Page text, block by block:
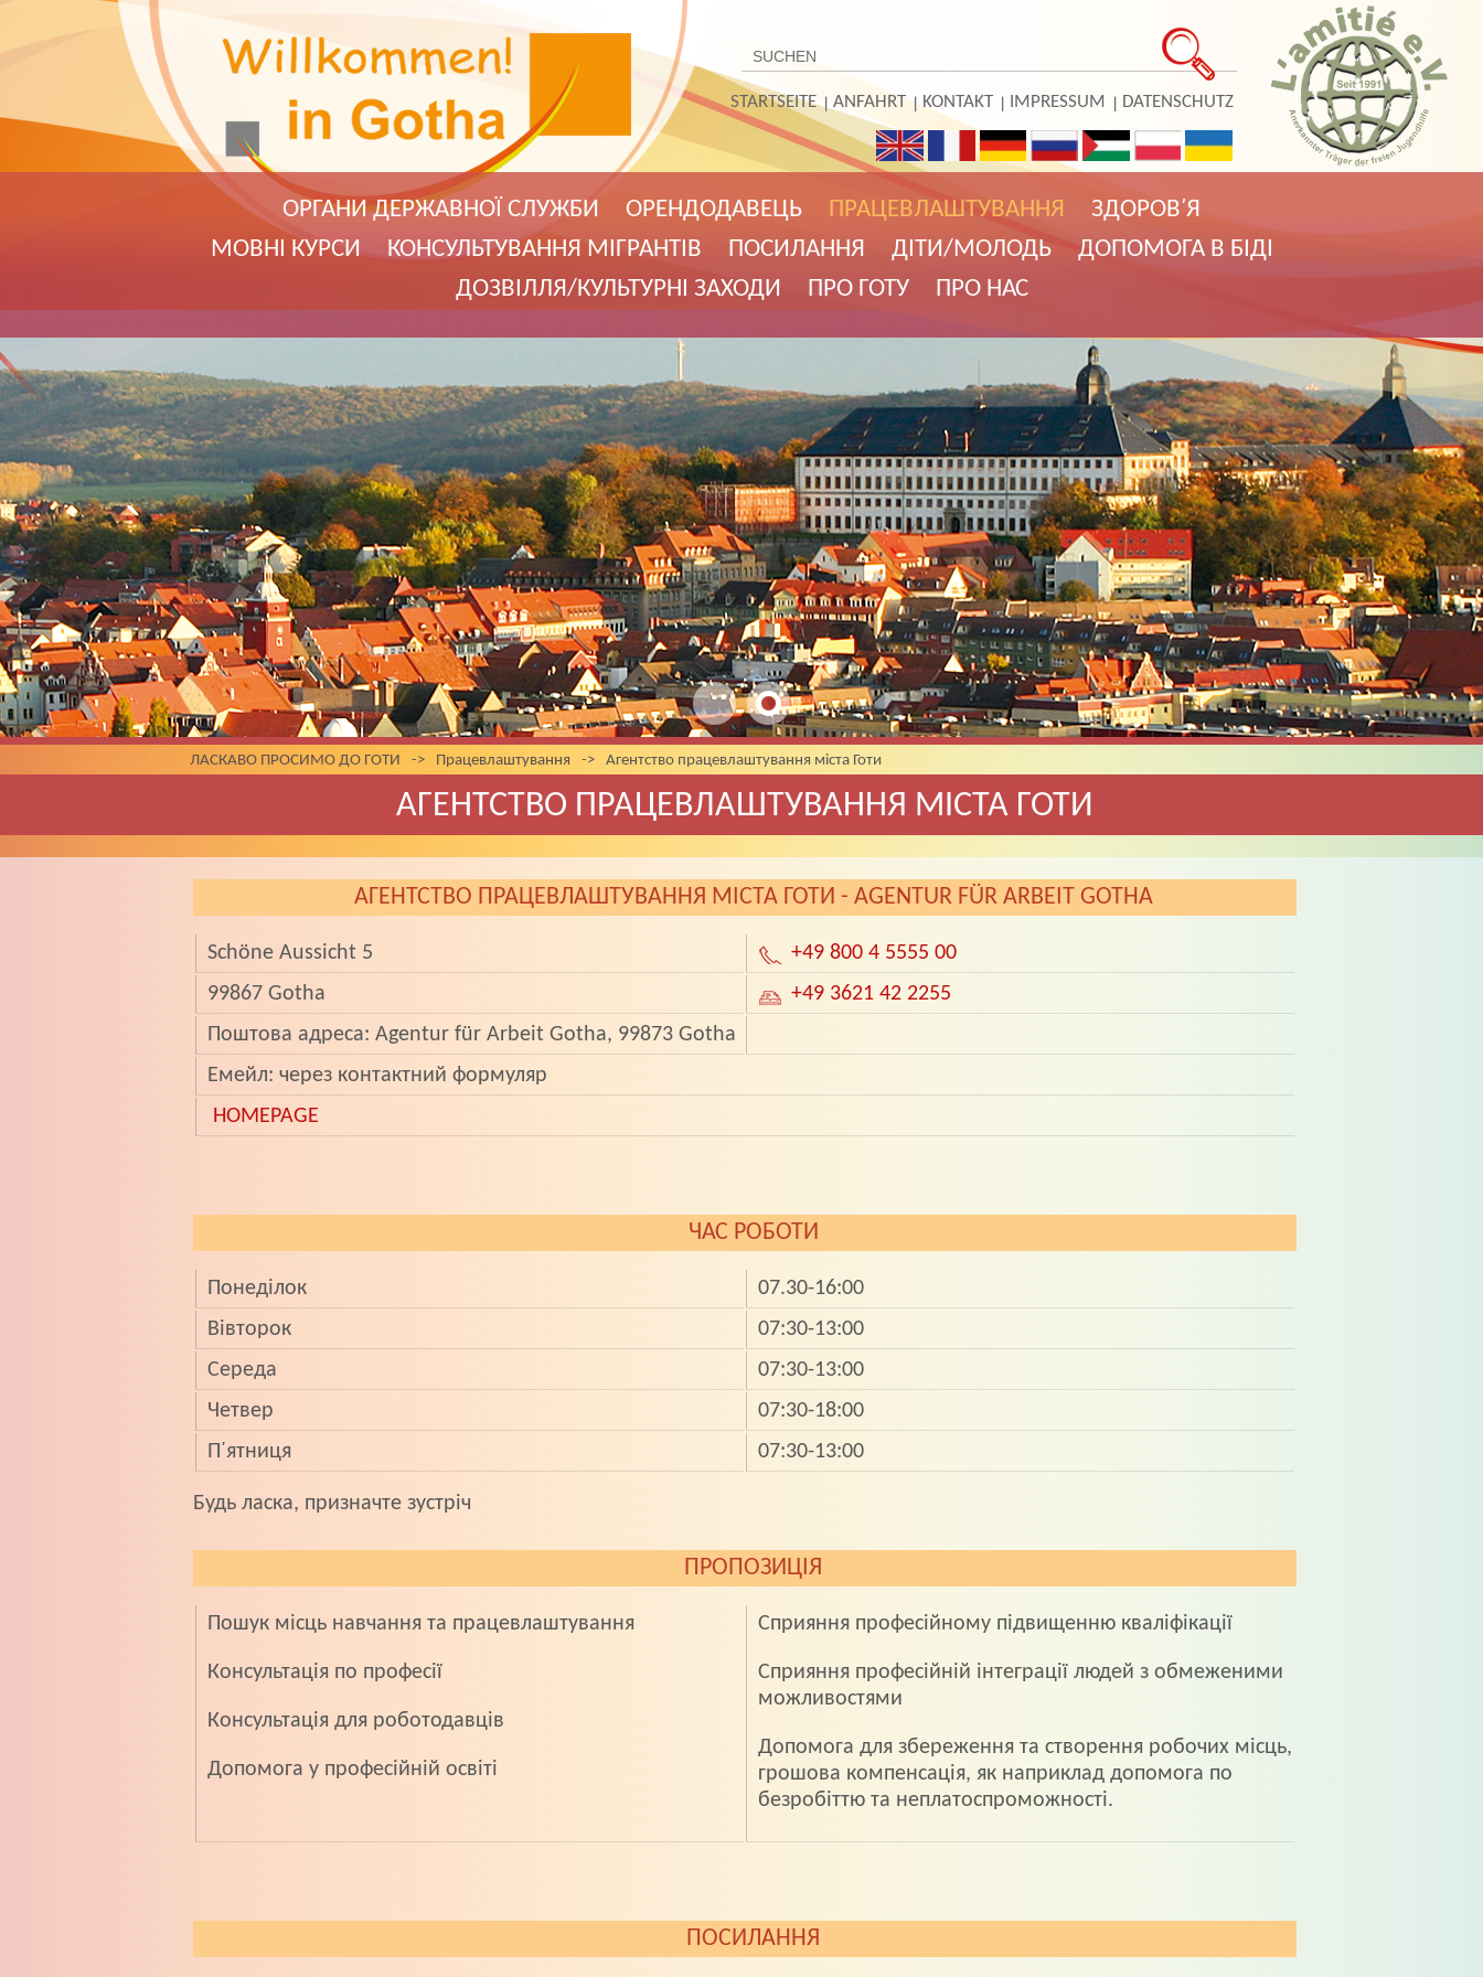
STARTSEITE ANFAHRT KONTAKT IMPRESSUM DATENSCHUTZ
ОРГАНИ ДЕРЖАВНОЇ СЛУЖБИ ОРЕНДОДАВЕЦЬ ПРАЦЕВЛАШТУВАННЯ
ЗДОРОВ̕ Я
МОВНI КУРСИ
КОНСУЛЬТУВАННЯ МIГРАНТIВ ПОСИЛАННЯ ДIТИ/МОЛОДЬ
ДОПОМОГА В БIДI
ДОЗВIЛЛЯ/КУЛЬТУРНI ЗАХОДИ
ПРО ГОТУ ПРО НАС
ЛАСКАВО ПРОСИМО ДО ГОТИ -> Працевлаштування -> Агентство працевлаштування мiста Готи
АГЕНТСТВО ПРАЦЕВЛАШТУВАННЯ МIСТА ГОТИ
АГЕНТСТВО ПРАЦЕВЛАШТУВАННЯ МIСТА ГОТИ - AGENTUR FÜR ARBEIT GOTHA
Schöne Aussicht 5
+49 800 4 5555 00
99867 Gotha
+49 3621 42 2255
Поштова адреса: Agentur für Arbeit Gotha, 99873 Gotha
Eмейл: через контактний формуляр
HOMEPAGE
ЧАС РОБОТИ
Понедiлок
07.30-16:00
Вiвторок
07:30-13:00
Середа
07:30-13:00
Четвер
07:30-18:00
П̕ ятниця
07:30-13:00
­Будь ласка, призначте зустріч
ПРОПОЗИЦІЯ
Пошук мiсць навчання та працевлаштування
Консультацiя по професiї
Консультацiя для роботодавцiв
Допомога у професiйнiй освiтi
Сприяння професiйному пiдвищенню квалiфiкацiї
Сприяння професiйнiй iнтеграцiї людей з обмеженими
можливостями
Допомога для збереження та створення робочих мiсць,
грошова компенсацiя, як наприклад допомога по
безробiттю та неплатоспроможностi.
ПОСИЛАННЯ